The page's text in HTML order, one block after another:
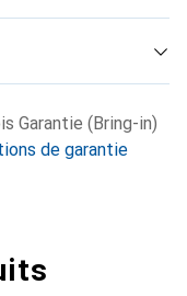
Garantie (Bring-in)
de garantie